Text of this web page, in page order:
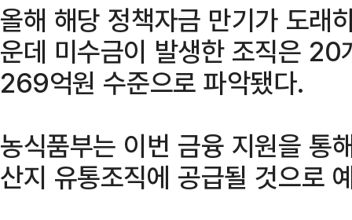
올해 해당 정책자금 만기가 도래
운데 미수금이 발생한 조직은
269억원 수준으로 파악됐다.
농식품부는 이번 금융 지원을
산지 유통조직에 공급될 것으로